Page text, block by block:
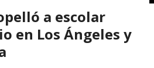
a escolar
en Los Ángeles y